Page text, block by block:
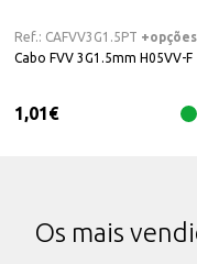
Ref.: CAFVV3G1.5PT +opções
Cabo FVV 3G1.5mm H05VV-F
1,01€
Os mais